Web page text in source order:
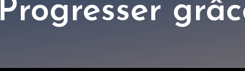
Progresser